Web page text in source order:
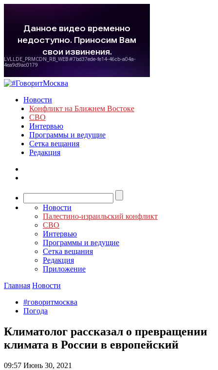
Новости
Конфликт на Ближнем Востоке
СВО
Интервью
Программы и ведущие
Сетка вещания
Редакция
Новости
Палестино-израильский конфликт
СВО
Интервью
Программы и ведущие
Сетка вещания
Редакция
Приложение
Главная Новости
#говоритмосква
Погода
Климатолог рассказал о превращении
климата в России в европейский
09:57 Июнь 30, 2021